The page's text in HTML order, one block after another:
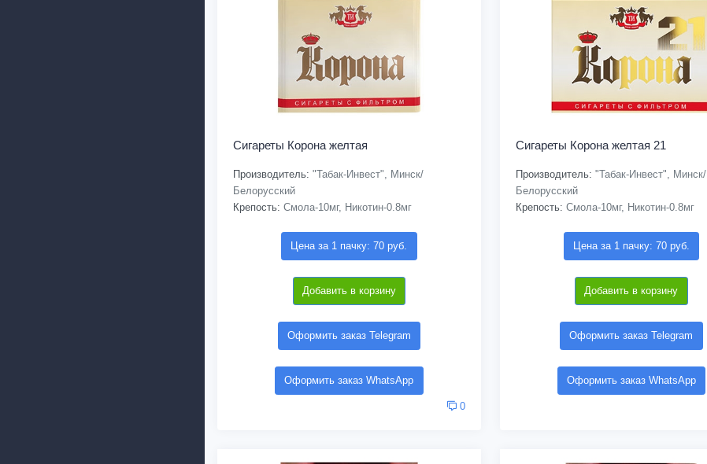
Сигареты Корона желтая
Производитель: "Табак-Инвест", Минск/
Белорусский
Крепость: Смола-10мг, Никотин-0.8мг
Цена за 1 пачку: 70 руб.
Добавить в корзину
Оформить заказ Telegram
Оформить заказ WhatsApp
0
Сигареты Корона желтая 21
Производитель: "Табак-Инвест", Минск/
Белорусский
Крепость: Смола-10мг, Никотин-0.8мг
Цена за 1 пачку: 70 руб.
Добавить в корзину
Оформить заказ Telegram
Оформить заказ WhatsApp